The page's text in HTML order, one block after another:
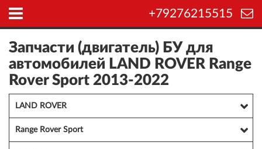
+79276215515
Запчасти (двигатель) БУ для
автомобилей LAND ROVER Range
Rover Sport 2013-2022
LAND ROVER
Range Rover Sport